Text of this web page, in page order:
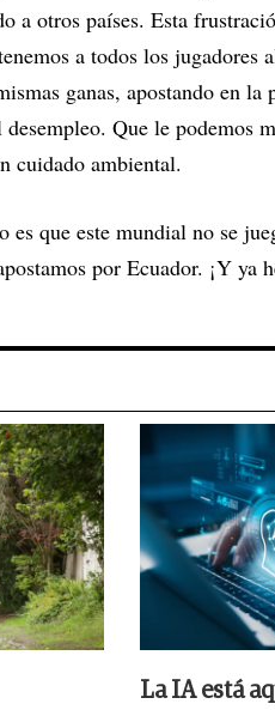
a otros países. Esta
a todos los jugadores
ganas, apostando en
desempleo. Que le podemos
cuidado ambiental.
es que este mundial no se
por Ecuador. ¡Y ya
La IA está